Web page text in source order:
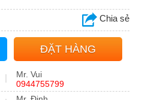
Chia sẻ
ĐẶT HÀNG
|
Mr. Vui
0944755799